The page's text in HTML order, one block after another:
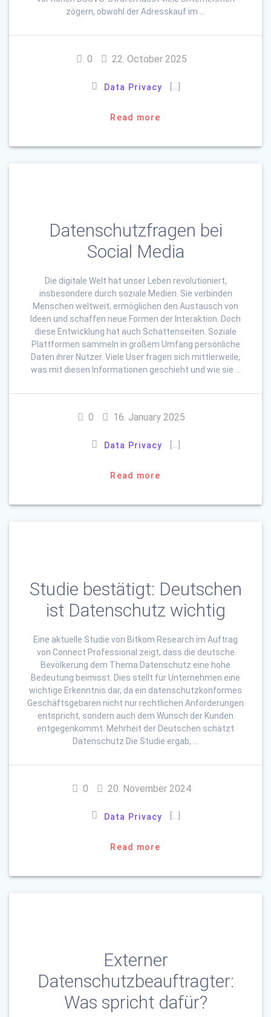
zögern, obwohl der Adresskauf im …
0 22. October 2025
Data Privacy […]
Read more
Datenschutzfragen bei
Social Media
Die digitale Welt hat unser Leben revolutioniert,
insbesondere durch soziale Medien. Sie verbinden
Menschen weltweit, ermöglichen den Austausch von
Ideen und schaffen neue Formen der Interaktion. Doch
diese Entwicklung hat auch Schattenseiten. Soziale
Plattformen sammeln in großem Umfang persönliche
Daten ihrer Nutzer. Viele User fragen sich mittlerweile,
was mit diesen Informationen geschieht und wie sie …
0 16. January 2025
Data Privacy
Read more
Studie bestätigt: Deutschen
ist Datenschutz wichtig
Eine aktuelle Studie von Bitkom Research im Auftrag
von Connect Professional zeigt, dass die deutsche
Bevölkerung dem Thema Datenschutz eine hohe
Bedeutung beimisst. Dies stellt für Unternehmen eine
wichtige Erkenntnis dar, da ein datenschutzkonformes
Geschäftsgebaren nicht nur rechtlichen Anforderungen
entspricht, sondern auch dem Wunsch der Kunden
entgegenkommt. Mehrheit der Deutschen schätzt
Datenschutz Die Studie ergab, …
0 20. November 2024
Data Privacy […]
Read more
Externer
Datenschutzbeauftragter:
Was spricht dafür?